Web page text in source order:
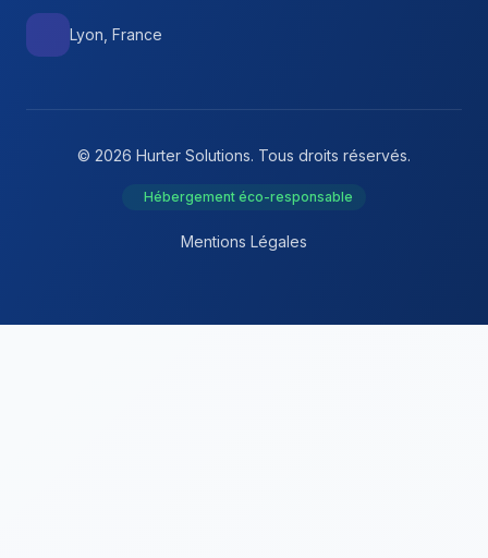
Lyon, France
© 2026 Hurter Solutions. Tous droits réservés.
Hébergement éco-responsable
Mentions Légales